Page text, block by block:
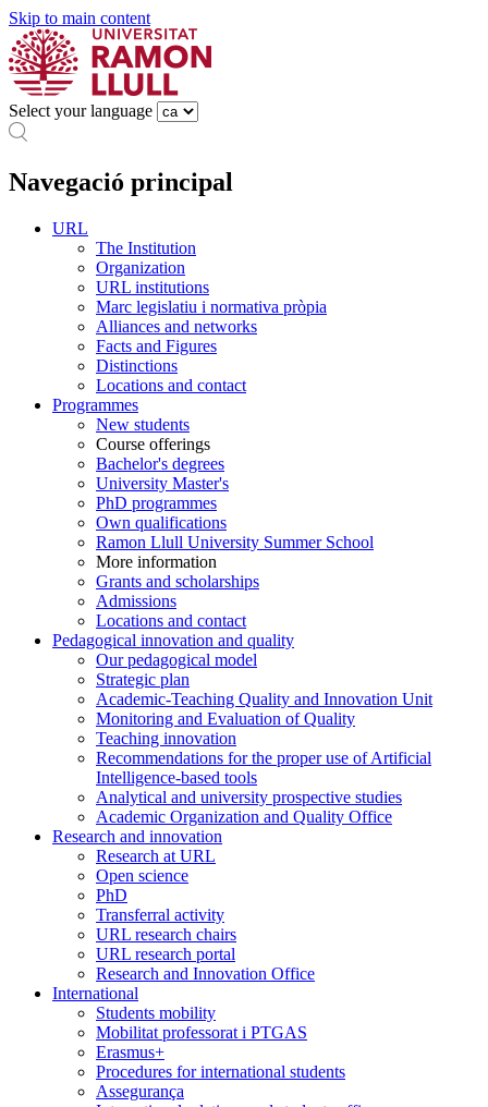
Skip to main content
Select your language
Navegació principal
URL
The Institution
Organization
URL institutions
Marc legislatiu i normativa pròpia
Alliances and networks
Facts and Figures
Distinctions
Locations and contact
Programmes
New students
Course offerings
Bachelor's degrees
University Master's
PhD programmes
Own qualifications
Ramon Llull University Summer School
More information
Grants and scholarships
Admissions
Locations and contact
Pedagogical innovation and quality
Our pedagogical model
Strategic plan
Academic-Teaching Quality and Innovation Unit
Monitoring and Evaluation of Quality
Teaching innovation
Recommendations for the proper use of Artificial
Intelligence-based tools
Analytical and university prospective studies
Academic Organization and Quality Office
Research and innovation
Research at URL
Open science
PhD
Transferral activity
URL research chairs
URL research portal
Research and Innovation Office
International
Students mobility
Mobilitat professorat i PTGAS
Erasmus+
Procedures for international students
Assegurança